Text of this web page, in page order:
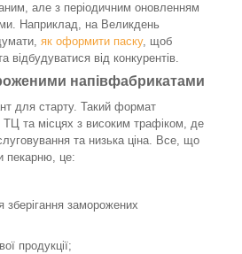
але з періодичним оновленням
Наприклад, на Великдень
як оформити паску, щоб
відбудуватися від конкурентів.
напівфабрикатами
для старту. Такий формат
та місцях з високим трафіком, де
та низька ціна. Все, що
пекарню, це:
заморожених
продукції;